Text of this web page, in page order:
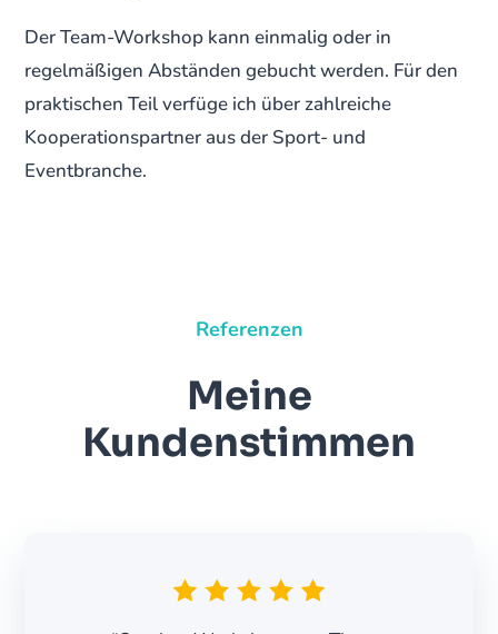
Der Team-Workshop kann einmalig oder in
regelmäßigen Abständen gebucht werden. Für den
praktischen Teil verfüge ich über zahlreiche
Kooperationspartner aus der Sport- und
Eventbranche.
Referenzen
Meine
Kundenstimmen